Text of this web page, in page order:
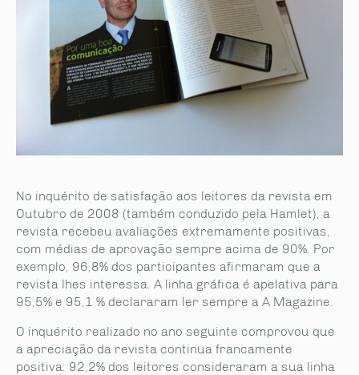
No inquérito de satisfação aos leitores da revista em
Outubro de 2008 (também conduzido pela Hamlet), a
revista recebeu avaliações extremamente positivas,
com médias de aprovação sempre acima de 90%. Por
exemplo, 96,8% dos participantes afirmaram que a
revista lhes interessa. A linha gráfica é apelativa para
95,5% e 95,1 % declararam ler sempre a A Magazine.
O inquérito realizado no ano seguinte comprovou que
a apreciação da revista continua francamente
positiva: 92,2% dos leitores consideraram a sua linha